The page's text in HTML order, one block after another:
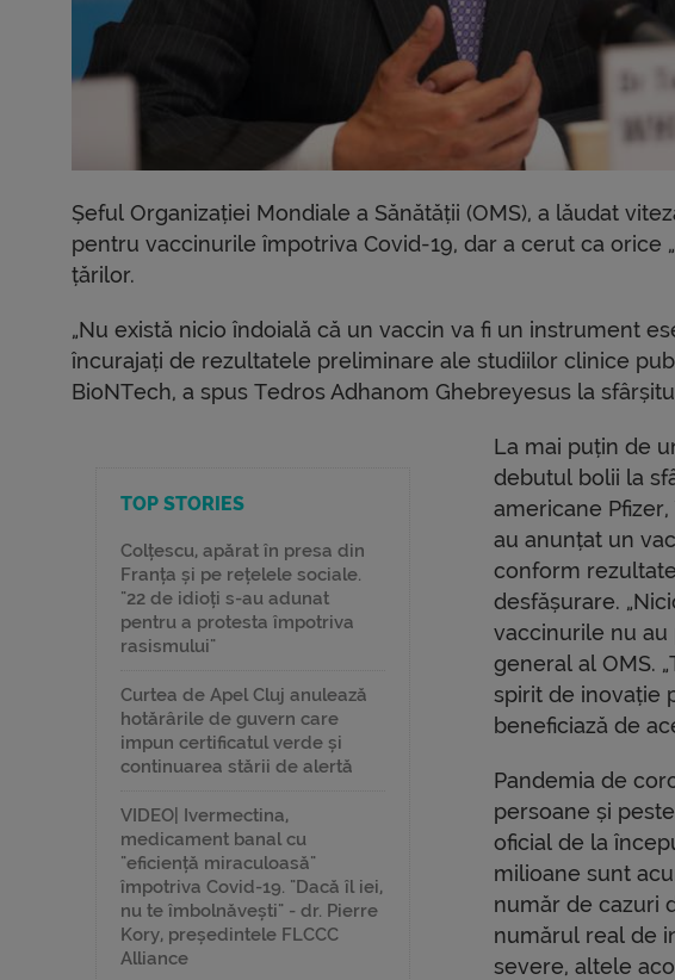
Șeful Organizației Mondiale a Sănătății (OMS), a lăudat
pentru vaccinurile împotriva Covid-19, dar a cerut ca orice
țărilor.
„Nu există nicio îndoială că un vaccin va fi un instrument
încurajați de rezultatele preliminare ale studiilor clinice
BioNTech, a spus Tedros Adhanom Ghebreyesus la
TOP STORIES
Colțescu, apărat în presa din
Franța și pe rețelele sociale.
"22 de idioți s-au adunat
pentru a protesta împotriva
rasismului"
Curtea de Apel Cluj anulează
hotărârile de guvern care
impun certificatul verde și
continuarea stării de alertă
VIDEO| Ivermectina,
medicament banal cu
"eficiență miraculoasă"
împotriva Covid-19. "Dacă îl iei,
nu te îmbolnăvești" - dr. Pierre
Kory, președintele FLCCC
Alliance
La mai puțin de
debutul bolii la
americane
au anunțat un
conform
desfășurare.
vaccinurile nu au
general al OMS.
spirit de inovație
beneficiază de
Pandemia de
persoane și
oficial de la
milioane sunt
număr de cazuri
numărul real de
severe, altele